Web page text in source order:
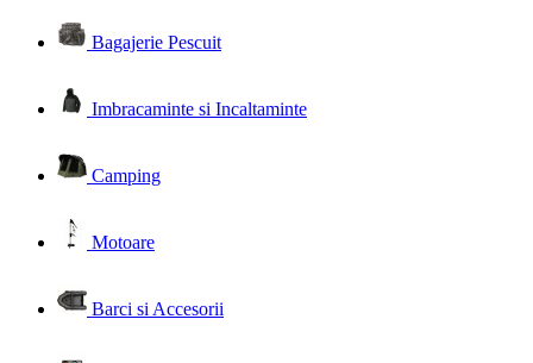
Bagajerie Pescuit
Imbracaminte si Incaltaminte
Camping
Motoare
Barci si Accesorii